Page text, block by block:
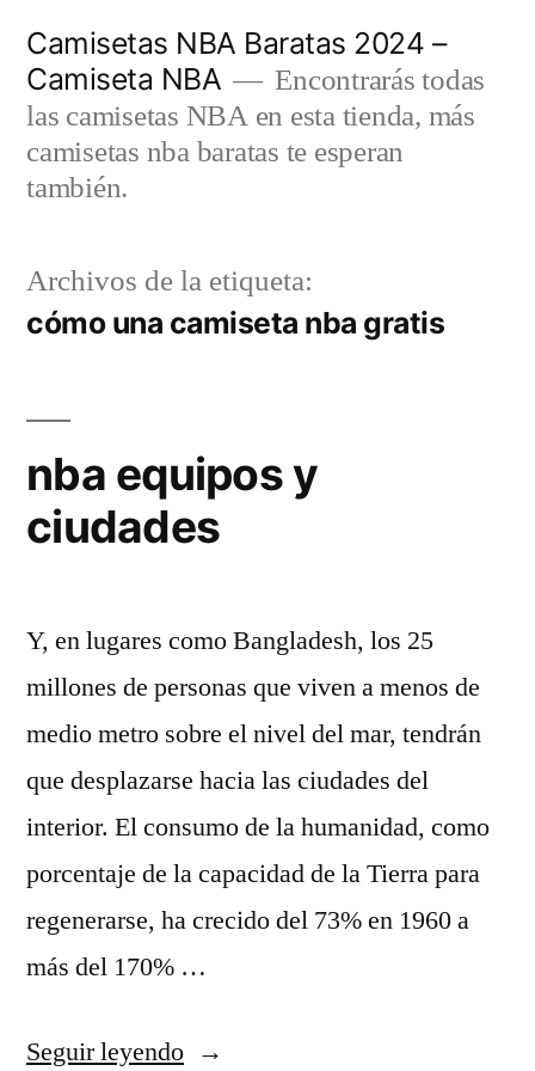
contenido
Camisetas NBA Baratas 2024 –
Camiseta NBA
Encontrarás todas
las camisetas NBA en esta tienda, más
camisetas nba baratas te esperan
también.
Archivos de la etiqueta:
cómo una camiseta nba gratis
nba equipos y
ciudades
Y, en lugares como Bangladesh, los 25
millones de personas que viven a menos de
medio metro sobre el nivel del mar, tendrán
que desplazarse hacia las ciudades del
interior. El consumo de la humanidad, como
porcentaje de la capacidad de la Tierra para
regenerarse, ha crecido del 73% en 1960 a
más del 170% …
Seguir leyendo«nba